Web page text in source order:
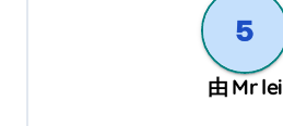
由 Mr lei